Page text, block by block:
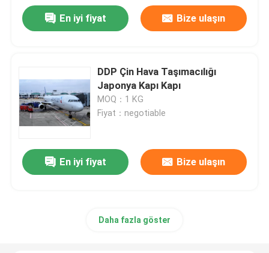
En iyi fiyat Bize ulaşın
DDP Çin Hava Taşımacılığı
Japonya Kapı Kapı
MOQ：1 KG
Fiyat：negotiable
En iyi fiyat Bize ulaşın
Daha fazla göster